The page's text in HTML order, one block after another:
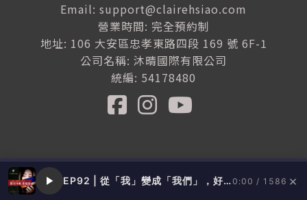
Email: support@clairehsiao.com
營業時間: 完全預約制
地址: 106 大安區忠孝東路四段 169 號 6F-1
公司名稱: 沐晴國際有限公司
統編: 54178480
ed by路老闆 EP92 | 從「我」變成「我們」，好感影響力是一種領導者的特質 feat. 梁哲維 0:00 / 1586 ×